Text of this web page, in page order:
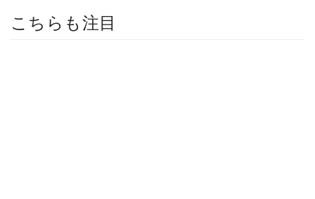
こちらも注目